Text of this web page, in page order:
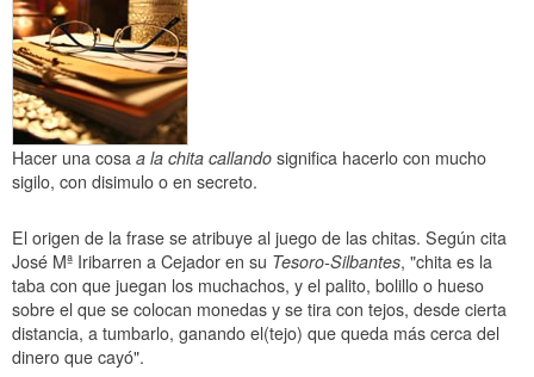
Hacer una cosa a la chita callando significa hacerlo con mucho
sigilo, con disimulo o en secreto.
El origen de la frase se atribuye al juego de las chitas. Según cita
José Mª Iribarren a Cejador en su Tesoro-Silbantes, "chita es la
taba con que juegan los muchachos, y el palito, bolillo o hueso
sobre el que se colocan monedas y se tira con tejos, desde cierta
distancia, a tumbarlo, ganando el(tejo) que queda más cerca del
dinero que cayó".